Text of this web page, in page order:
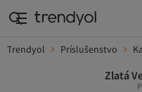
Trendyol Príslušenstvo
Zlatá